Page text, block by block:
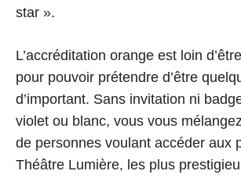
star ».
L’accréditation orange est loin
pour pouvoir prétendre d’être
d’important. Sans invitation ni
violet ou blanc, vous vous
de personnes voulant accéder aux
Théâtre Lumière, les plus